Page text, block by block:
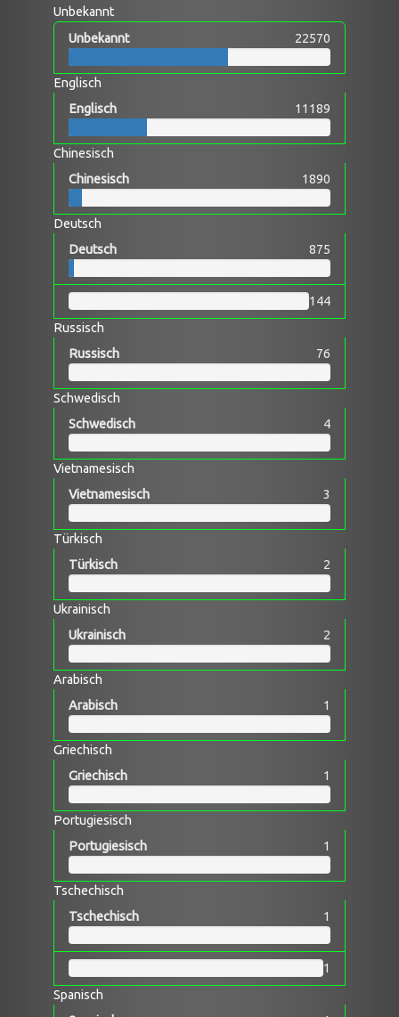
Unbekannt
Unbekannt
22570
Englisch
Englisch
11189
Chinesisch
Chinesisch
1890
Deutsch
Deutsch
875
144
Russisch
Russisch
76
Schwedisch
Schwedisch
4
Vietnamesisch
Vietnamesisch
3
Türkisch
Türkisch
2
Ukrainisch
Ukrainisch
2
Arabisch
Arabisch
1
Griechisch
Griechisch
1
Portugiesisch
Portugiesisch
1
Tschechisch
Tschechisch
1
1
Spanisch